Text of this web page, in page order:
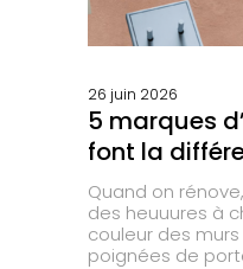
26 juin 2026
5 marques
font la
Quand on
des heuuures à
couleur des
poignées de